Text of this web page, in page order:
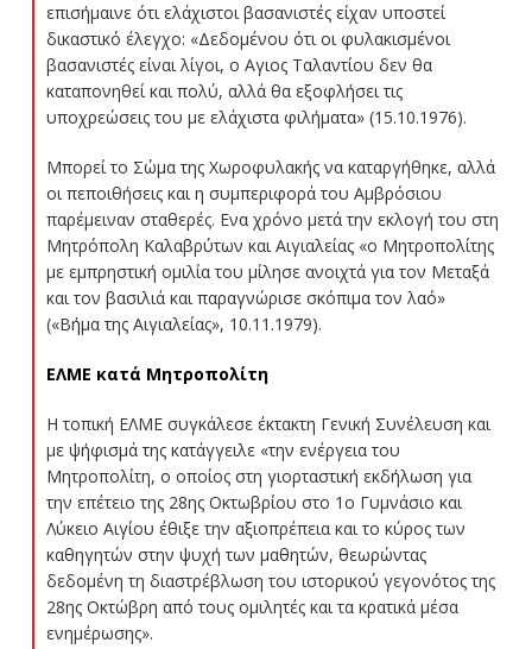
επισήμαινε ότι ελάχιστοι βασανιστές είχαν υποστεί
δικαστικό έλεγχο: «Δεδομένου ότι οι φυλακισμένοι
βασανιστές είναι λίγοι, ο Αγιος Ταλαντίου δεν θα
καταπονηθεί και πολύ, αλλά θα εξοφλήσει τις
υποχρεώσεις του με ελάχιστα φιλήματα» (15.10.1976).
Μπορεί το Σώμα της Χωροφυλακής να καταργήθηκε, αλλά
οι πεποιθήσεις και η συμπεριφορά του Αμβρόσιου
παρέμειναν σταθερές. Ενα χρόνο μετά την εκλογή του στη
Μητρόπολη Καλαβρύτων και Αιγιαλείας «ο Μητροπολίτης
με εμπρηστική ομιλία του μίλησε ανοιχτά για τον Μεταξά
και τον βασιλιά και παραγνώρισε σκόπιμα τον λαό»
(«Βήμα της Αιγιαλείας», 10.11.1979).
ΕΛΜΕ κατά Μητροπολίτη
Η τοπική ΕΛΜΕ συγκάλεσε έκτακτη Γενική Συνέλευση και
με ψήφισμά της κατάγγειλε «την ενέργεια του
Μητροπολίτη, ο οποίος στη γιορταστική εκδήλωση για
την επέτειο της 28ης Οκτωβρίου στο 1ο Γυμνάσιο και
Λύκειο Αιγίου έθιξε την αξιοπρέπεια και το κύρος των
καθηγητών στην ψυχή των μαθητών, θεωρώντας
δεδομένη τη διαστρέβλωση του ιστορικού γεγονότος της
28ης Οκτώβρη από τους ομιλητές και τα κρατικά μέσα
ενημέρωσης».